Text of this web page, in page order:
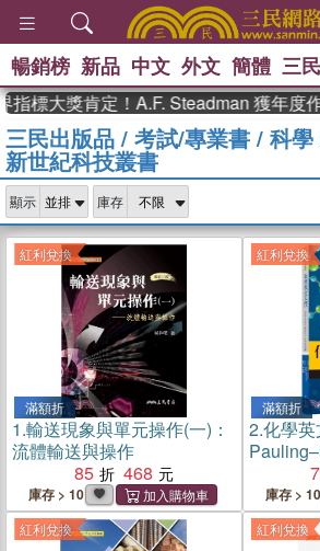
熱搜： 東野圭
、
史是一群喵 、
登輝時代 、 數
偉大的迷走神經
暢銷榜 新品 中文 外文 簡體 三
大獎肯定！A.F. Steadman 獲年度作
三民出版品 / 考試/專業書 / 科學
新世紀科技叢書
顯示 庫存
紅利兌換
滿額折
1.輸送現象與單元操作(一)：
流體輸送與操作
85
468
庫存 > 10
紅利兌換
滿額折
2.化學
庫存 > 10
紅利兌換 紅利兌換